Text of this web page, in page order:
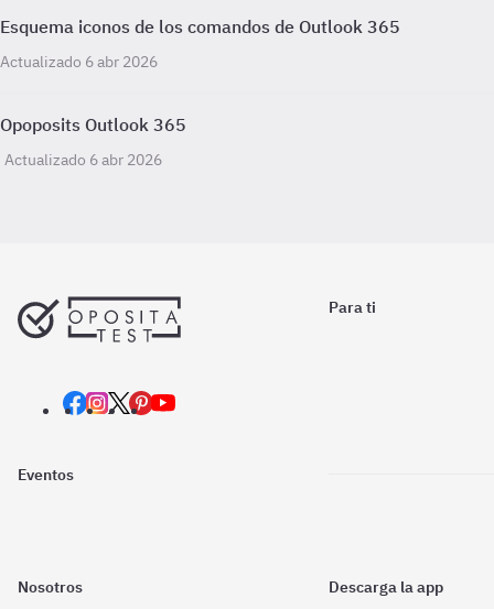
Esquema iconos de los comandos de Outlook 365
Actualizado 6 abr 2026
Opoposits Outlook 365
Actualizado 6 abr 2026
Para ti
Eventos
Nosotros Descarga la app